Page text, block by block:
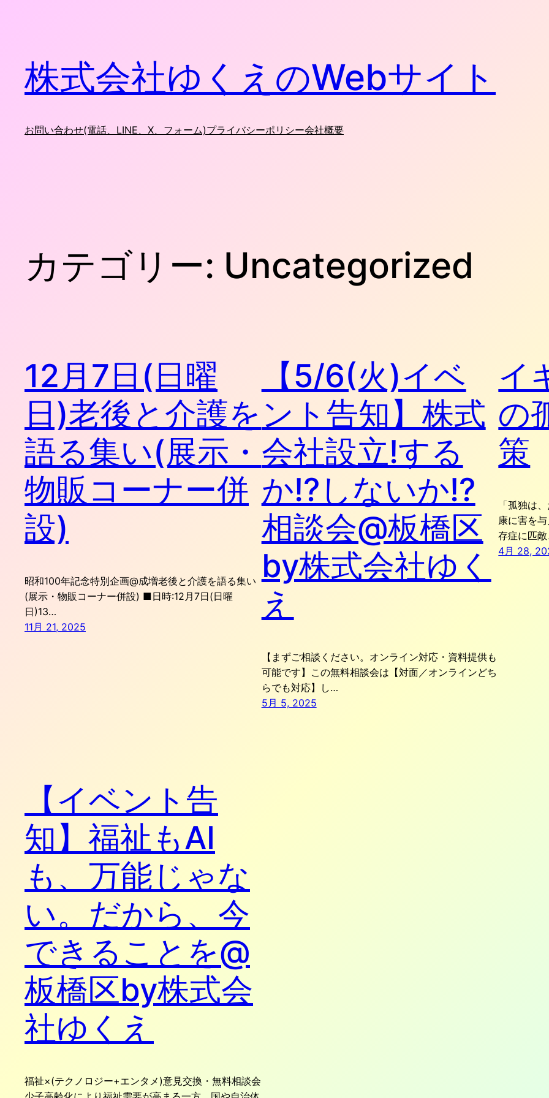
株式会社ゆくえのWebサイト
お問い合わせ(電話、LINE、X、フォーム)プライバシーポリシー会社概要
カテゴリー: Uncategorized
12月7日(日曜
日)老後と介護を
語る集い(展示・
物販コーナー併
設)
昭和100年記念特別企画@成増老後と介護を語る集い
(展示・物販コーナー併設) ■日時:12月7日(日曜
日)13…
11月 21, 2025
【5/6(火)イベ
ント告知】株式
会社設立!する
か!?しないか!?
相談会@板橋区
by株式会社ゆく
え
【まずご相談ください。オンライン対応・資料提供も
可能です】この無料相談会は【対面／オンラインどち
らでも対応】し…
5月 5, 2025
イ
の
策
「孤独は
康に害を
存症に匹
4月 28,
【イベント告
知】福祉もAI
も、万能じゃな
い。だから、今
できることを@
板橋区by株式会
社ゆくえ
福祉×(テクノロジー+エンタメ)意見交換・無料相談会